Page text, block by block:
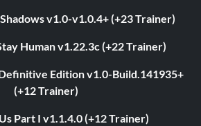
v1.0-v1.0.4+ (+23 Trainer)
Human v1.22.3c (+22 Trainer)
Edition v1.0-Build.141935+
(+12 Trainer)
Part I v1.1.4.0 (+12 Trainer)